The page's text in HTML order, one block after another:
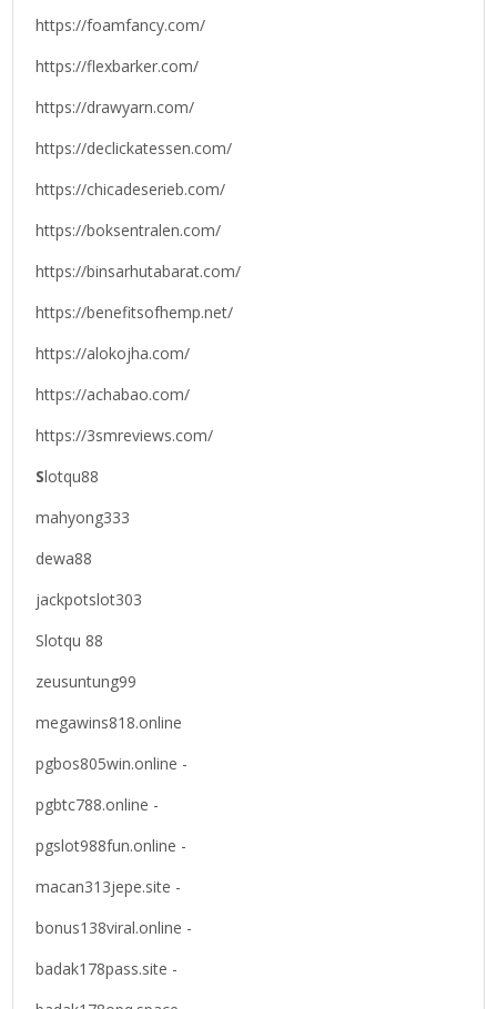
https://foamfancy.com/
https://flexbarker.com/
https://drawyarn.com/
https://declickatessen.com/
https://chicadeserieb.com/
https://boksentralen.com/
https://binsarhutabarat.com/
https://benefitsofhemp.net/
https://alokojha.com/
https://achabao.com/
https://3smreviews.com/
Slotqu88
mahyong333
dewa88
jackpotslot303
Slotqu 88
zeusuntung99
megawins818.online
pgbos805win.online -
pgbtc788.online -
pgslot988fun.online -
macan313jepe.site -
bonus138viral.online -
badak178pass.site -